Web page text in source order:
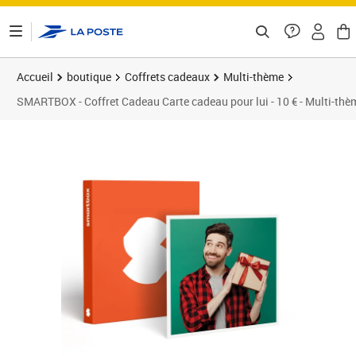
Accueil boutique Coffrets cadeaux
Multi-thème
SMARTBOX - Coffret Cadeau Carte cadeau pour lui - 10 € - Multi-